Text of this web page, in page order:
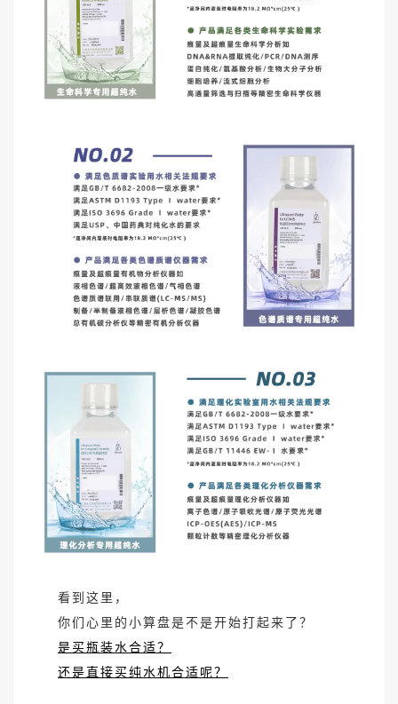
看到这里，
你们心里的小算盘是不是开始打起来了？
是买瓶装水合适？
还是直接买纯水机合适呢？